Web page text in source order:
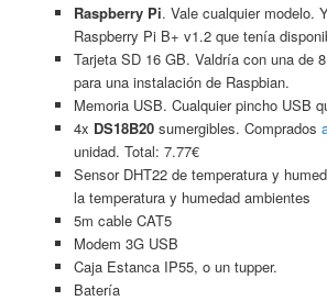
Raspberry Pi. Vale cualquier modelo.
Raspberry Pi B+ v1.2 que tenía
Tarjeta SD 16 GB. Valdría con una de
para una instalación de Raspbian.
Memoria USB. Cualquier pincho USB
4x DS18B20sumergibles. Comprados
unidad. Total: 7.77€
Sensor DHT22 de temperatura y
la temperatura y humedad ambientes
5m cable CAT5
Modem 3G USB
Caja Estanca IP55, o un tupper.
Batería